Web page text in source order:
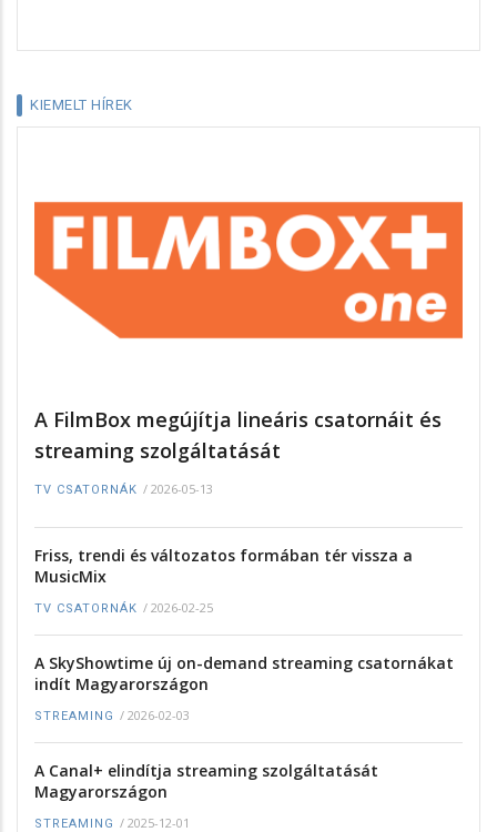
KIEMELT HÍREK
A FilmBox megújítja lineáris csatornáit és
streaming szolgáltatását
TV CSATORNÁK / 2026-05-13
Friss, trendi és változatos formában tér vissza a
MusicMix
TV CSATORNÁK / 2026-02-25
A SkyShowtime új on-demand streaming csatornákat
indít Magyarországon
STREAMING / 2026-02-03
A Canal+ elindítja streaming szolgáltatását
Magyarországon
STREAMING / 2025-12-01